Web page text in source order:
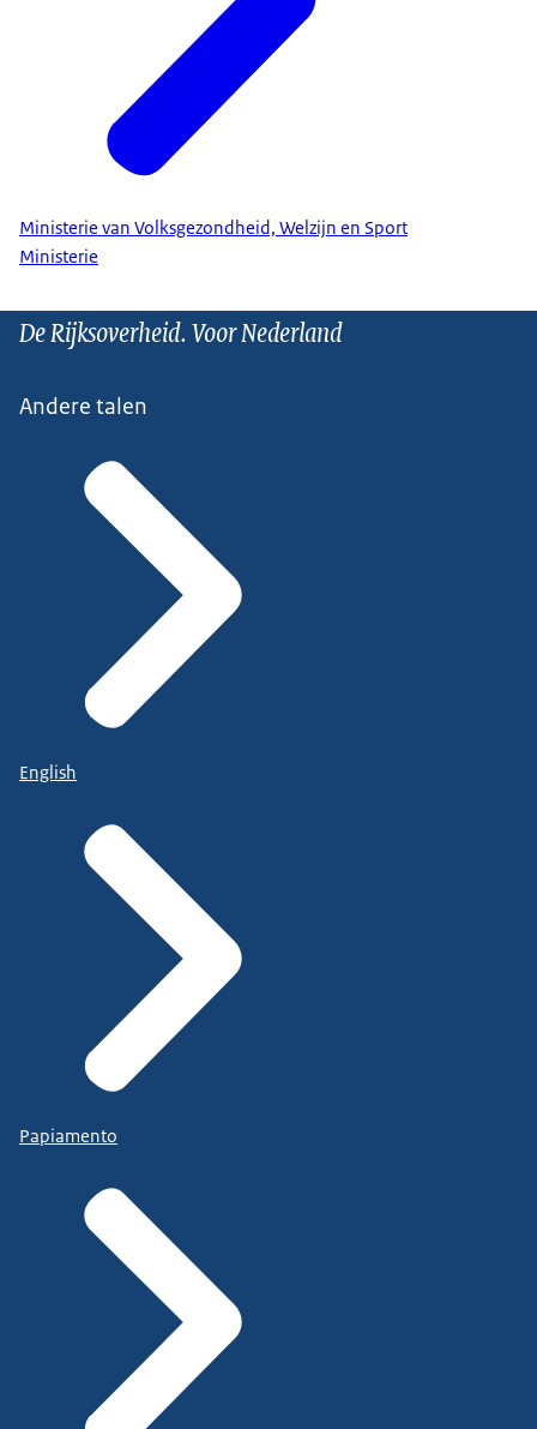
Ministerie van Volksgezondheid, Welzijn en Sport
Ministerie
De Rijksoverheid. Voor Nederland
Andere talen
English
Papiamento